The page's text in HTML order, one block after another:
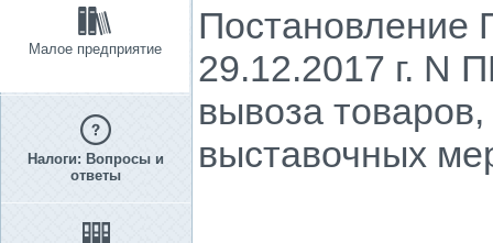
Малое предприятие
Налоги: Вопросы и
ответы
Постановление
29.12.2017 г. N
вывоза
выставочных